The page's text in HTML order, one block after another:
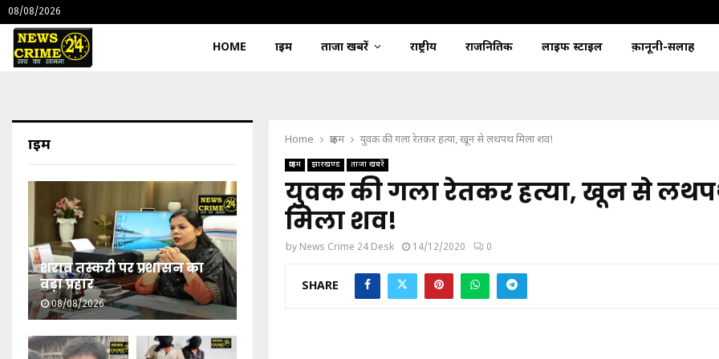
08/08/2026
HOME क्राइम ताजा खबरें राष्ट्रीय राजनितिक लाइफ स्टाइल क़ानूनी-सलाह
Home क्राइम युवक की गला रेतकर हत्या, खून से लथपथ मिला शव!
क्राइम झारखण्ड ताजा खबरें
युवक की गला रेतकर हत्या, खून से
मिला शव!
by News Crime 24 Desk 14/12/2020 0
SHARE
क्राइम
शराब तस्करी पर प्रशासन का
बड़ा प्रहार
08/08/2026